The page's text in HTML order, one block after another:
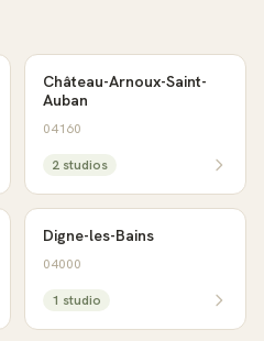
Château-Arnoux-Saint-
Auban
04160
2 studios
Digne-les-Bains
04000
1 studio